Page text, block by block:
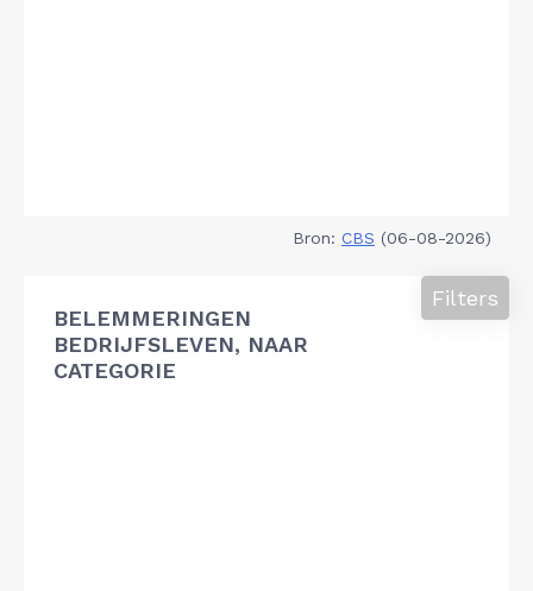
Bron: CBS (06-08-2026)
BELEMMERINGEN
BEDRIJFSLEVEN, NAAR
CATEGORIE
Filters